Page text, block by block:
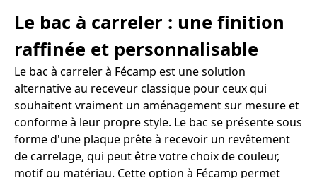
Le bac à carreler : une finition
raffinée et personnalisable
Le bac à carreler à Fécamp est une solution
alternative au receveur classique pour ceux qui
souhaitent vraiment un aménagement sur mesure et
conforme à leur propre style. Le bac se présente sous
forme d'une plaque prête à recevoir un revêtement
de carrelage, qui peut être votre choix de couleur,
motif ou matériau. Cette option à Fécamp permet